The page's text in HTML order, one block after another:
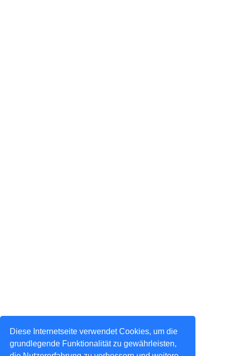
Diese Internetseite verwendet Cookies, um die
grundlegende Funktionalität zu gewährleisten,